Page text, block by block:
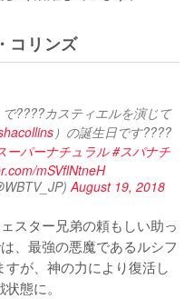
コリンズ
で????カスティエルを演じて
）の誕生日です????
ーパーナチュラル#スパナチ
mSVflNtneH
August 19, 2018
スター兄弟の頼もしい助っ
、最強の悪魔であるルシフ
が、神の力により復活し
態に。